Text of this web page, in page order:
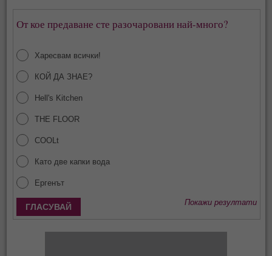
От кое предаване сте разочаровани най-много?
Харесвам всички!
КОЙ ДА ЗНАЕ?
Hell's Kitchen
THE FLOOR
COOLt
Като две капки вода
Ергенът
Покажи резултати